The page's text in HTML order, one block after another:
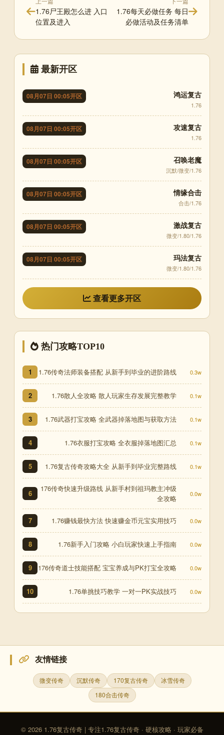
1.76尸王殿怎么进 入口
位置及进入
1.76每天必做任务 每日
必做活动及任务清单
最新开区
08月07日 00:05开区 鸿运复古
1.76
08月07日 00:05开区 攻速复古
1.76
08月07日 00:05开区 召唤老魔
沉默/微变/1.76
08月07日 00:05开区 情缘合击
合击/1.76
08月07日 00:05开区 激战复古
微变/1.80/1.76
08月07日 00:05开区 玛法复古
微变/1.80/1.76
查看更多开区
热门攻略TOP10
1 1.76传奇法师装备搭配 从新手到毕业的进阶路线 0.3w
2 1.76散人全攻略 散人玩家生存发展完整教学 0.1w
3 1.76武器打宝攻略 全武器掉落地图与获取方法 0.1w
4 1.76衣服打宝攻略 全衣服掉落地图汇总 0.1w
5 1.76复古传奇攻略大全 从新手到毕业完整路线 0.1w
6
176传奇快速升级路线 从新手村到祖玛教主冲级
全攻略
0.0w
7 1.76赚钱最快方法 快速赚金币元宝实用技巧 0.0w
8 1.76新手入门攻略 小白玩家快速上手指南 0.0w
9 176传奇道士技能搭配 宝宝养成与PK打宝全攻略 0.0w
10 1.76单挑技巧教学 一对一PK实战技巧 0.0w
友情链接
微变传奇 沉默传奇 170复古传奇
冰雪传奇
180合击传奇
© 2026 1.76复古传奇 | 专注1.76复古传奇 · 硬核攻略 · 玩家必备